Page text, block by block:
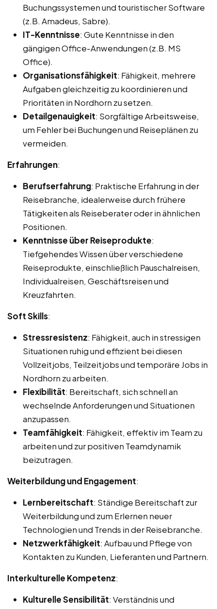
Buchungssystemen und touristischer Software
(z.B. Amadeus, Sabre).
IT-Kenntnisse: Gute Kenntnisse in den
gängigen Office-Anwendungen (z.B. MS
Office).
Organisationsfähigkeit: Fähigkeit, mehrere
Aufgaben gleichzeitig zu koordinieren und
Prioritäten in Nordhorn zu setzen.
Detailgenauigkeit: Sorgfältige Arbeitsweise,
um Fehler bei Buchungen und Reiseplänen zu
vermeiden.
Erfahrungen:
Berufserfahrung: Praktische Erfahrung in der
Reisebranche, idealerweise durch frühere
Tätigkeiten als Reiseberater oder in ähnlichen
Positionen.
Kenntnisse über Reiseprodukte:
Tiefgehendes Wissen über verschiedene
Reiseprodukte, einschließlich Pauschalreisen,
Individualreisen, Geschäftsreisen und
Kreuzfahrten.
Soft Skills:
Stressresistenz: Fähigkeit, auch in stressigen
Situationen ruhig und effizient bei diesen
Vollzeitjobs, Teilzeitjobs und temporäre Jobs in
Nordhorn zu arbeiten.
Flexibilität: Bereitschaft, sich schnell an
wechselnde Anforderungen und Situationen
anzupassen.
Teamfähigkeit: Fähigkeit, effektiv im Team zu
arbeiten und zur positiven Teamdynamik
beizutragen.
Weiterbildung und Engagement:
Lernbereitschaft: Ständige Bereitschaft zur
Weiterbildung und zum Erlernen neuer
Technologien und Trends in der Reisebranche.
Netzwerkfähigkeit: Aufbau und Pflege von
Kontakten zu Kunden, Lieferanten und Partnern.
Interkulturelle Kompetenz:
Kulturelle Sensibilität: Verständnis und